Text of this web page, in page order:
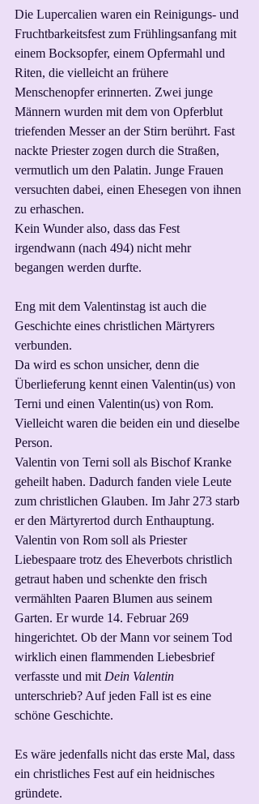
Die Lupercalien waren ein Reinigungs- und
Fruchtbarkeitsfest zum Frühlingsanfang mit
einem Bocksopfer, einem Opfermahl und
Riten, die vielleicht an frühere
Menschenopfer erinnerten. Zwei junge
Männern wurden mit dem von Opferblut
triefenden Messer an der Stirn berührt. Fast
nackte Priester zogen durch die Straßen,
vermutlich um den Palatin. Junge Frauen
versuchten dabei, einen Ehesegen von ihnen
zu erhaschen.
Kein Wunder also, dass das Fest
irgendwann (nach 494) nicht mehr
begangen werden durfte.
Eng mit dem Valentinstag ist auch die
Geschichte eines christlichen Märtyrers
verbunden.
Da wird es schon unsicher, denn die
Überlieferung kennt einen Valentin(us) von
Terni und einen Valentin(us) von Rom.
Vielleicht waren die beiden ein und dieselbe
Person.
Valentin von Terni soll als Bischof Kranke
geheilt haben. Dadurch fanden viele Leute
zum christlichen Glauben. Im Jahr 273 starb
er den Märtyrertod durch Enthauptung.
Valentin von Rom soll als Priester
Liebespaare trotz des Eheverbots christlich
getraut haben und schenkte den frisch
vermählten Paaren Blumen aus seinem
Garten. Er wurde 14. Februar 269
hingerichtet. Ob der Mann vor seinem Tod
wirklich einen flammenden Liebesbrief
verfasste und mit Dein Valentin
unterschrieb? Auf jeden Fall ist es eine
schöne Geschichte.
Es wäre jedenfalls nicht das erste Mal, dass
ein christliches Fest auf ein heidnisches
gründete.